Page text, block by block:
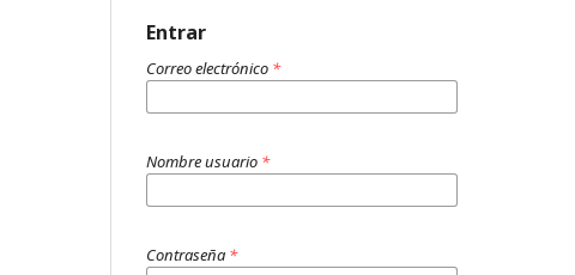
Entrar
Correo electrónico *
Nombre usuario *
Contraseña *